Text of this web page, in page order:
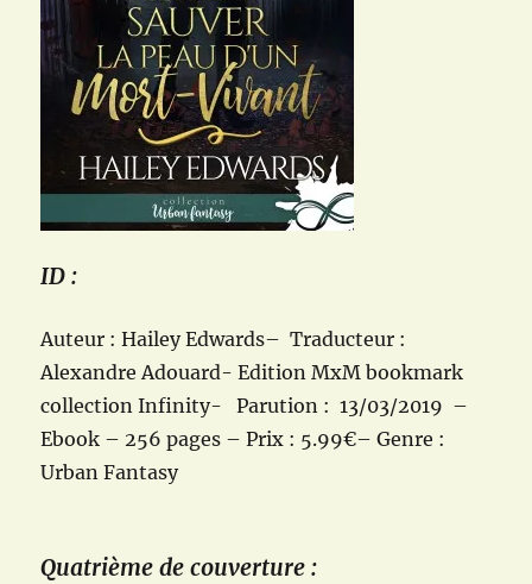
ID :
Auteur : Hailey Edwards– Traducteur :
Alexandre Adouard- Edition MxM bookmark
collection Infinity- Parution : 13/03/2019 –
Ebook – 256 pages – Prix : 5.99€– Genre :
Urban Fantasy
Quatrième de couverture :